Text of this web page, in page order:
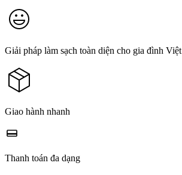
Giải pháp làm sạch toàn diện cho gia đình Việt
Giao hành nhanh
Thanh toán đa dạng